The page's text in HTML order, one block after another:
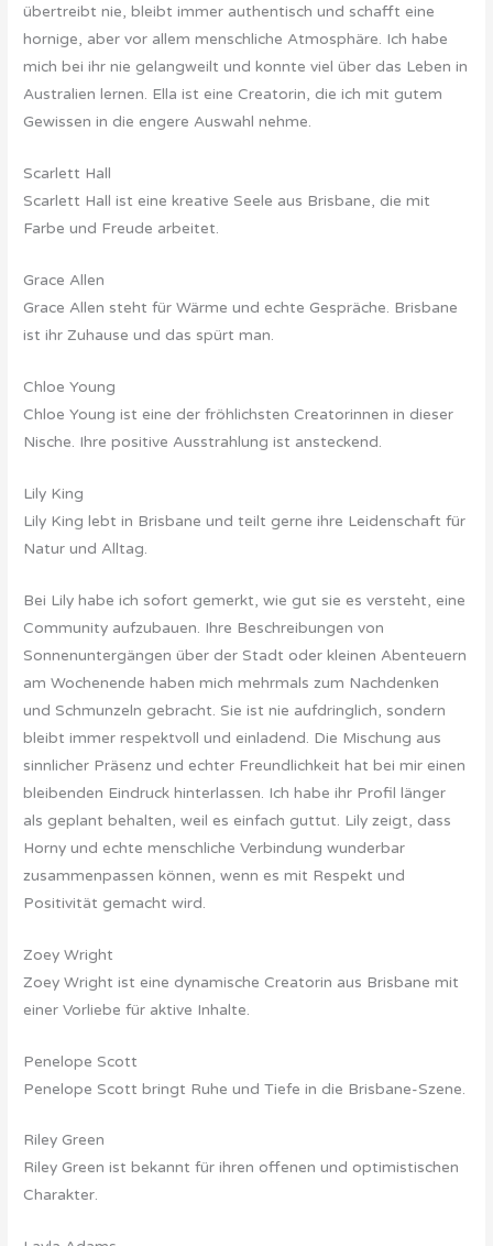
übertreibt nie, bleibt immer authentisch und schafft eine
hornige, aber vor allem menschliche Atmosphäre. Ich habe
mich bei ihr nie gelangweilt und konnte viel über das Leben in
Australien lernen. Ella ist eine Creatorin, die ich mit gutem
Gewissen in die engere Auswahl nehme.
Scarlett Hall
Scarlett Hall ist eine kreative Seele aus Brisbane, die mit
Farbe und Freude arbeitet.
Grace Allen
Grace Allen steht für Wärme und echte Gespräche. Brisbane
ist ihr Zuhause und das spürt man.
Chloe Young
Chloe Young ist eine der fröhlichsten Creatorinnen in dieser
Nische. Ihre positive Ausstrahlung ist ansteckend.
Lily King
Lily King lebt in Brisbane und teilt gerne ihre Leidenschaft für
Natur und Alltag.
Bei Lily habe ich sofort gemerkt, wie gut sie es versteht, eine
Community aufzubauen. Ihre Beschreibungen von
Sonnenuntergängen über der Stadt oder kleinen Abenteuern
am Wochenende haben mich mehrmals zum Nachdenken
und Schmunzeln gebracht. Sie ist nie aufdringlich, sondern
bleibt immer respektvoll und einladend. Die Mischung aus
sinnlicher Präsenz und echter Freundlichkeit hat bei mir einen
bleibenden Eindruck hinterlassen. Ich habe ihr Profil länger
als geplant behalten, weil es einfach guttut. Lily zeigt, dass
Horny und echte menschliche Verbindung wunderbar
zusammenpassen können, wenn es mit Respekt und
Positivität gemacht wird.
Zoey Wright
Zoey Wright ist eine dynamische Creatorin aus Brisbane mit
einer Vorliebe für aktive Inhalte.
Penelope Scott
Penelope Scott bringt Ruhe und Tiefe in die Brisbane-Szene.
Riley Green
Riley Green ist bekannt für ihren offenen und optimistischen
Charakter.